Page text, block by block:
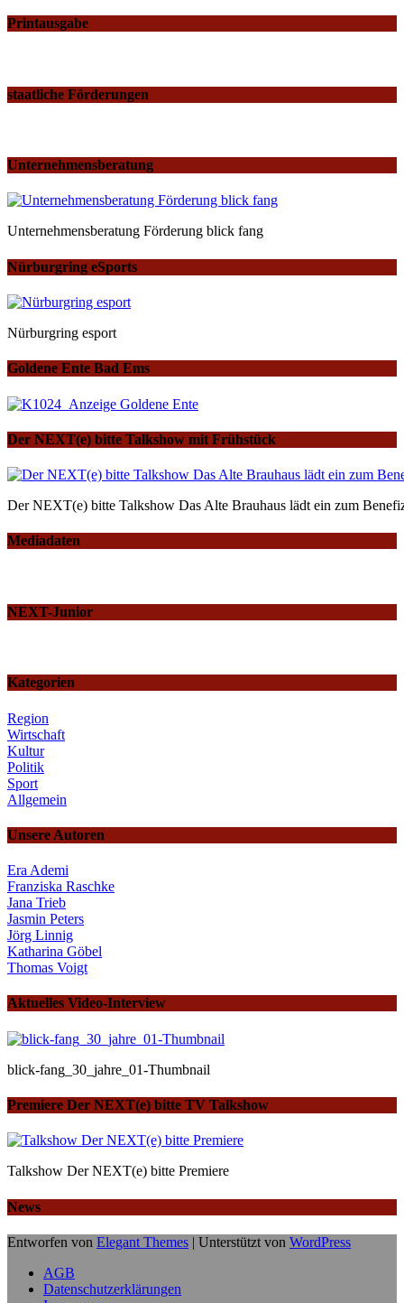
Printausgabe
staatliche Förderungen
Unternehmensberatung
Unternehmensberatung Förderung blick fang
Nürburgring eSports
Nürburgring esport
Goldene Ente Bad Ems
Der NEXT(e) bitte Talkshow mit Frühstück
Der NEXT(e) bitte Talkshow Das Alte Brauhaus lädt ein zum
Mediadaten
NEXT-Junior
Kategorien
Region
Wirtschaft
Kultur
Politik
Sport
Allgemein
Unsere Autoren
Era Ademi
Franziska Raschke
Jana Trieb
Jasmin Peters
Jörg Linnig
Katharina Göbel
Thomas Voigt
Aktuelles Video-Interview
blick-fang_30_jahre_01-Thumbnail
Premiere Der NEXT(e) bitte TV Talkshow
Talkshow Der NEXT(e) bitte Premiere
News
Entworfen von Elegant Themes | Unterstützt von WordPress
AGB
Datenschutzerklärungen